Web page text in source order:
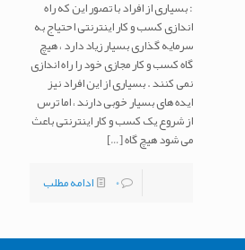
: بسیاری از افراد با تصور این که راه
اندازی کسب و کار اینترنتی احتیاج به
سرمایه گذاری بسیار زیاد دارد ، هیچ
گاه کسب و کار مجازی خود را راه اندازی
نمی کنند . بسیاری از این افراد نیز
ایده های بسیار خوبی دارند ، اما ترس
از شروع یک کسب و کار اینترنتی باعث
می شود هیچ گاه[…]
0
ادامه مطلب